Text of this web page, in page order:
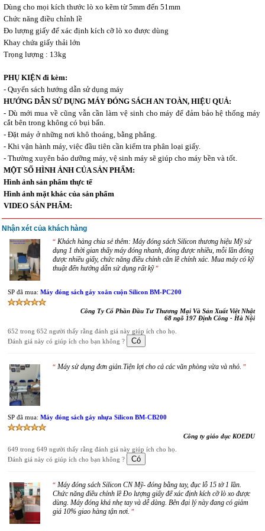
Dùng cho mọi kích thước lò xo kẽm từ 5mm đến 51mm
Chức năng điều chỉnh lề
Đo lượng giấy để xác định kích cỡ lò xo được dùng
Khay chứa giấy thải lớn
Trọng lượng : 13kg
PHỤ KIỆN đi kèm:
- Quyển sách hướng dẫn sử dụng máy
HƯỚNG DẪN SỬ DỤNG MÁY ĐÓNG SÁCH AN TOÀN, HIỆU QUẢ:
- Dù mới mua về cũng vẫn cần làm vệ sinh cho máy để đảm bảo hệ thống máy
cắt bên trong không có bụi bẩn.
- Đặt máy ở những nơi khô thoáng, bằng phẳng.
- Khi vận hành máy, việc đầu tiên cần kiểm tra phân loại giấy.
- Thường xuyên bảo dưỡng máy, vệ sinh máy sẽ giúp cho máy bền và tốt.
MỘT SỐ HÌNH ẢNH CỦA SẢN PHẨM:
Hình ảnh sản phẩm thực tế
Hình ảnh mặt khác của sản phẩm
VIDEO SẢN PHẨM:
Nhận xét của khách hàng
“ Khách hàng chia sẻ thêm: Máy đóng sách Silicon thương hiệu Mỹ sử
dụng 1 thời gian thấy máy đóng nhanh, đóng được nhiều, mỗi lần đóng
được nhiều giấy, chức năng điều chỉnh căn lề chính xác. Mua máy có kỹ
thuật đến hướng dẫn sử dụng rất kỹ”
SP đã mua: Máy đóng sách gáy xoắn cuộn Silicon BM-PC200
Công Ty Cổ Phần Đầu Tư Thương Mại Và Sản Xuất Việt Nhật
68 ngõ 197 Định Công - Hà Nội
652 trong 652 người thấy rằng đánh giá này giúp ích cho họ.
Đánh giá này có giúp ích cho bạn không ?
“ Máy sử dụng đơn giản.Tiện lợi cho cả các văn phòng vừa và nhỏ. ”
SP đã mua: Máy đóng sách gáy nhựa Silicon BM-CB200
Công ty giáo dục KOEDU
649 trong 649 người thấy rằng đánh giá này giúp ích cho họ.
Đánh giá này có giúp ích cho bạn không ?
“ Máy đóng sách Silicon CN Mỹ- đóng bằng tay, đục lỗ 15 tờ 1 lần.
Chức năng điều chỉnh lề Đo lượng giấy để xác định kích cỡ lò xo được
dùng. Máy đóng khá nhẹ tay và dễ dàng. Bên đại lý này đang có giảm
giá 10% giao hàng tận nơi. ”